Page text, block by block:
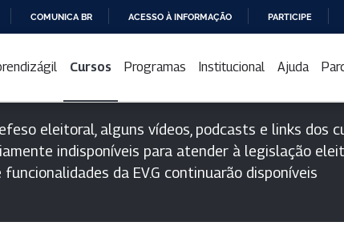
PARA
CONTEÚDO
COMUNICA BR ACESSO À INFORMAÇÃO PARTICIPE
Cursos Programas Institucional Ajuda
eleitoral, alguns vídeos, podcasts e links dos
indisponíveis para atender à legislação
da EV.G continuarão disponíveis